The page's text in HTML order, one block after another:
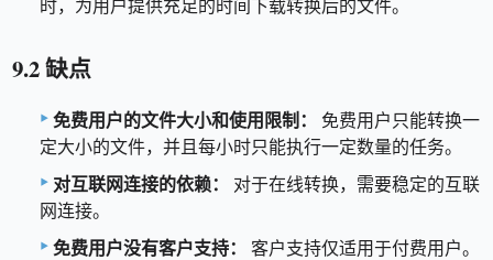
时，为用户提供充足的时间下载转换后的文件。
9.2 缺点
免费用户的文件大小和使用限制：
免费用户只能转换一
定大小的文件，并且每小时只能执行一定数量的任务。
对互联网连接的依赖：
对于在线转换，需要稳定的互联
网连接。
免费用户没有客户支持：
客户支持仅适用于付费用户。